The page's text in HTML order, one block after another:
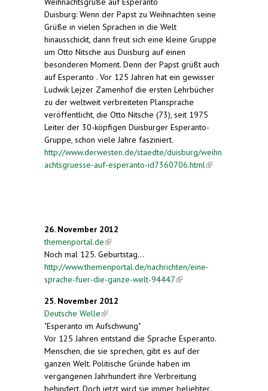
Duisburg: Wenn der Papst zu Weihnachten seine
Grüße in vielen Sprachen in die Welt
hinausschickt, dann freut sich eine kleine Gruppe
um Otto Nitsche aus Duisburg auf einen
besonderen Moment. Denn der Papst grüßt auch
auf Esperanto . Vor 125 Jahren hat ein gewisser
Ludwik Lejzer Zamenhof die ersten Lehrbücher
zu der weltweit verbreiteten Plansprache
veröffentlicht, die Otto Nitsche (73), seit 1975
Leiter der 30-köpfigen Duisburger Esperanto-
Gruppe, schon viele Jahre fasziniert.
http://www.derwesten.de/staedte/duisburg/weihn
achtsgruesse-auf-esperanto-id7360706.html (link is
26. November 2012
themenportal.de(link is external)
Noch mal 125. Geburtstag…
http://www.themenportal.de/nachrichten/eine-
sprache-fuer-die-ganze-welt-94447(link is
25. November 2012
Deutsche Welle(link is external)
"Esperanto im Aufschwung"
Vor 125 Jahren entstand die Sprache Esperanto.
Menschen, die sie sprechen, gibt es auf der
ganzen Welt. Politische Gründe haben im
vergangenen Jahrhundert ihre Verbreitung
behindert. Doch jetzt wird sie immer beliebter.